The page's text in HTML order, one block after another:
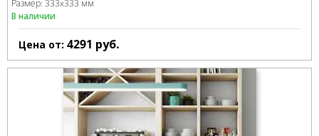
Размер: 333x333 мм
В наличии
Цена от: 4291 руб.